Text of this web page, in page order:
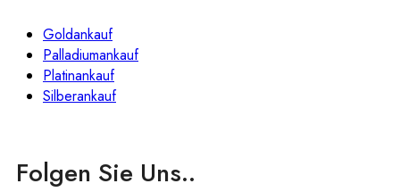
Goldankauf
Palladiumankauf
Platinankauf
Silberankauf
Folgen Sie Uns..